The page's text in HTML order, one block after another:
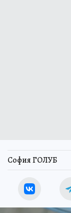
София ГОЛУБ